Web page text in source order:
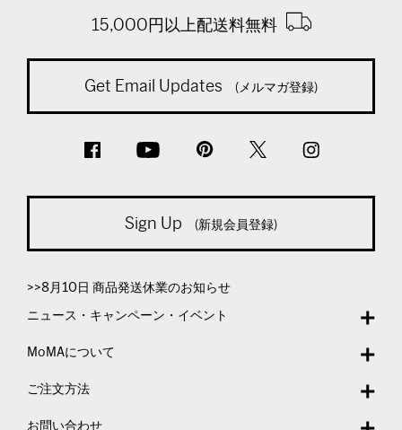
15,000円以上配送料無料
Get Email Updates (メルマガ登録)
Sign Up (新規会員登録)
>>8月10日 商品発送休業のお知らせ
ニュース・キャンペーン・イベント
MoMAについて
ご注文方法
お問い合わせ